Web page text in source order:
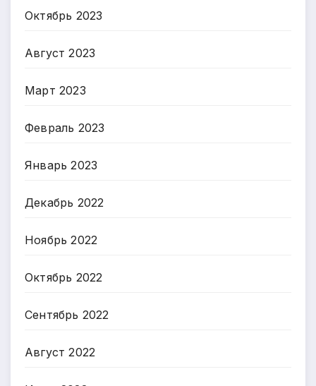
Октябрь 2023
Август 2023
Март 2023
Февраль 2023
Январь 2023
Декабрь 2022
Ноябрь 2022
Октябрь 2022
Сентябрь 2022
Август 2022